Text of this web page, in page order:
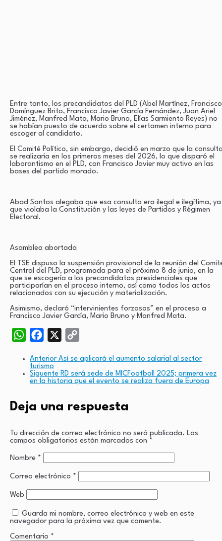
Entre tanto, los precandidatos del PLD (Abel Martínez, Francisco
Domínguez Brito, Francisco Javier García Fernández, Juan Ariel
Jiménez, Manfred Mata, Mario Bruno, Elías Sarmiento Reyes) no
se habían puesto de acuerdo sobre el certamen interno para
escoger al candidato.
El Comité Político, sin embargo, decidió en marzo que la
se realizaría en los primeros meses del 2026, lo que disparó el
laborantismo en el PLD, con Francisco Javier muy activo en las
bases del partido morado.
Abad Santos alegaba que esa consulta era ilegal e ilegítima, ya
que violaba la Constitución y las leyes de Partidos y Régimen
Electoral.
Asamblea abortada
El TSE dispuso la suspensión provisional de la reunión del
Central del PLD, programada para el próximo 8 de junio, en la
que se escogería a los precandidatos presidenciales que
participarían en el proceso interno, así como todos los actos
relacionados con su ejecución y materialización.
Asimismo, declaró “intervinientes forzosos” en el proceso a
Francisco Javier García, Mario Bruno y Manfred Mata.
WhatsAppFacebook
Anterior Así se aplicará el aumento salarial al sector
turismo
Siguente RD será sede de MICFootball 2025; primera vez
en la historia que el evento se realiza fuera de Europa
Deja una respuesta
Tu dirección de correo electrónico no será publicada. Los
campos obligatorios están marcados con *
Nombre *
Correo electrónico *
Web
Guarda mi nombre, correo electrónico y web en este
navegador para la próxima vez que comente.
Comentario *